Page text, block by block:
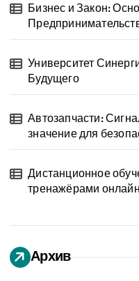
Бизнес и Закон:
Университет
Будущего
Автозапчасти:
значение для
Дистанционное
тренажёрами онлайн
Архив